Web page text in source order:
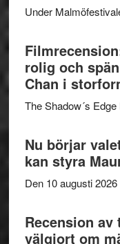
Under
rolig och
Chan i
The Shadow´s
Nu börjar
kan styra
Den 10 augusti
Recension
välgjort om